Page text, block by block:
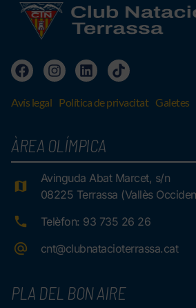
Avís legal Política de privacitat Galetes
ÀREA OLÍMPICA
Avinguda Abat Marcet, s/n
08225 Terrassa (Vallès
Telèfon: 93 735 26 26
cnt@clubnatacioterrassa.cat
PLA DEL BON AIRE